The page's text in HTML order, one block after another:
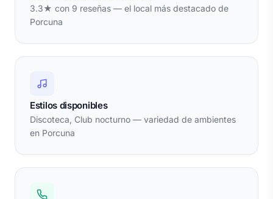
3.3★ con 9 reseñas — el local más destacado de
Porcuna
Estilos disponibles
Discoteca, Club nocturno — variedad de ambientes
en Porcuna